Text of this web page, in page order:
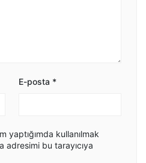
E-posta *
yaptığımda kullanılmak
adresimi bu tarayıcıya